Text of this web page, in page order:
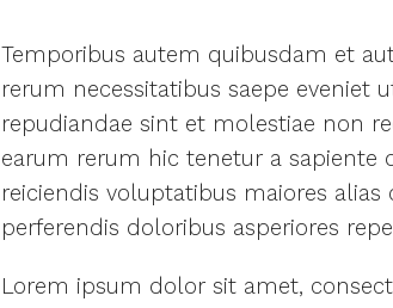
Temporibus autem quibusdam et
rerum necessitatibus saepe eveniet
repudiandae sint et molestiae non
earum rerum hic tenetur a sapiente
reiciendis voluptatibus maiores alias
perferendis doloribus asperiores
Lorem ipsum dolor sit amet,